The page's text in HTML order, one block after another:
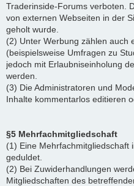
Traderinside-Forums verboten.
von externen Webseiten in der
geholt wurde.
(2) Unter Werbung zählen auch
(beispielsweise Umfragen zu
jedoch mit Erlaubniseinholung
werden.
(3) Die Administratoren und
Inhalte kommentarlos editieren
§5 Mehrfachmitgliedschaft
(1) Eine Mehrfachmitgliedschaft
geduldet.
(2) Bei Zuwiderhandlungen
Mitgliedschaften des